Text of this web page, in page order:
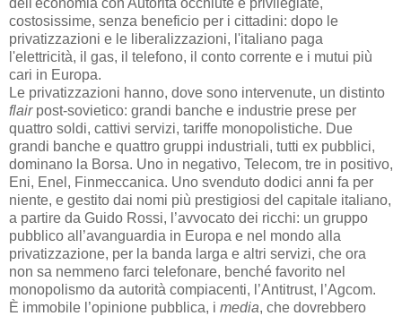
costosissime, senza beneficio per i cittadini: dopo le
privatizzazioni e le liberalizzazioni, l'italiano paga
l'elettricità, il gas, il telefono, il conto corrente e i mutui più
cari in Europa.
Le privatizzazioni hanno, dove sono intervenute, un distinto
flairpost-sovietico: grandi banche e industrie prese per
quattro soldi, cattivi servizi, tariffe monopolistiche. Due
grandi banche e quattro gruppi industriali, tutti ex pubblici,
dominano la Borsa. Uno in negativo, Telecom, tre in positivo,
Eni, Enel, Finmeccanica. Uno svenduto dodici anni fa per
niente, e gestito dai nomi più prestigiosi del capitale italiano,
a partire da Guido Rossi, l’avvocato dei ricchi: un gruppo
pubblico all’avanguardia in Europa e nel mondo alla
privatizzazione, per la banda larga e altri servizi, che ora
non sa nemmeno farci telefonare, benché favorito nel
monopolismo da autorità compiacenti, l’Antitrust, l’Agcom.
È immobile l’opinione pubblica, i media, che dovrebbero